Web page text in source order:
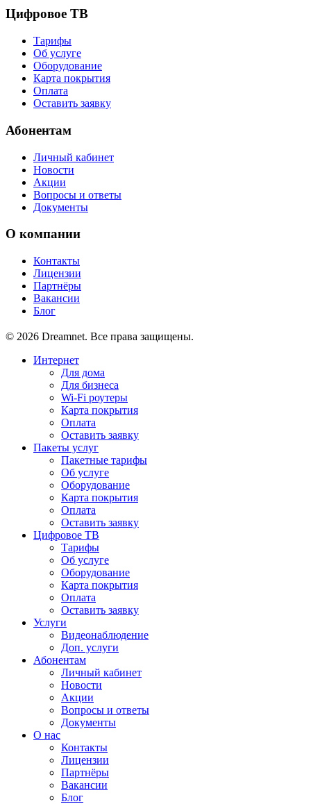
Цифровое ТВ
Тарифы
Об услуге
Оборудование
Карта покрытия
Оплата
Оставить заявку
Абонентам
Личный кабинет
Новости
Акции
Вопросы и ответы
Документы
О компании
Контакты
Лицензии
Партнёры
Вакансии
Блог
© 2026 Dreamnet. Все права защищены.
Интернет
Для дома
Для бизнеса
Wi-Fi роутеры
Карта покрытия
Оплата
Оставить заявку
Пакеты услуг
Пакетные тарифы
Об услуге
Оборудование
Карта покрытия
Оплата
Оставить заявку
Цифровое ТВ
Тарифы
Об услуге
Оборудование
Карта покрытия
Оплата
Оставить заявку
Услуги
Видеонаблюдение
Доп. услуги
Абонентам
Личный кабинет
Новости
Акции
Вопросы и ответы
Документы
О нас
Контакты
Лицензии
Партнёры
Вакансии
Блог